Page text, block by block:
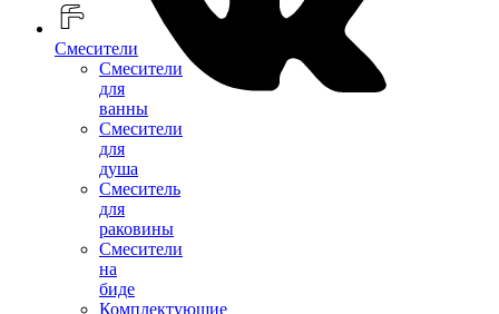
Смесители
Смесители
для
ванны
Смесители
для
душа
Смеситель
для
раковины
Смесители
на
биде
Комплектующие